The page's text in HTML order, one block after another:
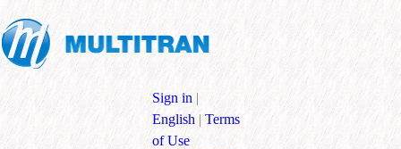
Sign in |
English | Terms
of Use